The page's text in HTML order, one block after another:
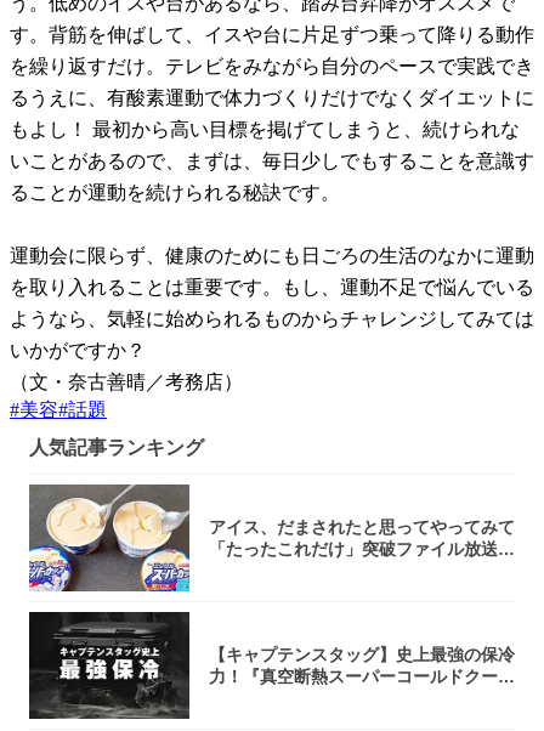
す。背筋を伸ばして、イスや台に片足ずつ乗って降りる動作
を繰り返すだけ。テレビをみながら自分のペースで実践でき
るうえに、有酸素運動で体力づくりだけでなくダイエットに
もよし！ 最初から高い目標を掲げてしまうと、続けられな
いことがあるので、まずは、毎日少しでもすることを意識す
ることが運動を続けられる秘訣です。
運動会に限らず、健康のためにも日ごろの生活のなかに運動
を取り入れることは重要です。もし、運動不足で悩んでいる
ようなら、気軽に始められるものからチャレンジしてみては
いかがですか？
（文・奈古善晴／考務店）
#美容#話題
人気記事ランキング
アイス、だまされたと思ってやってみて
「たったこれだけ」突破ファイル放送で
【キャプテンスタッグ】史上最強の保冷
力！『真空断熱スーパーコールドクーラ